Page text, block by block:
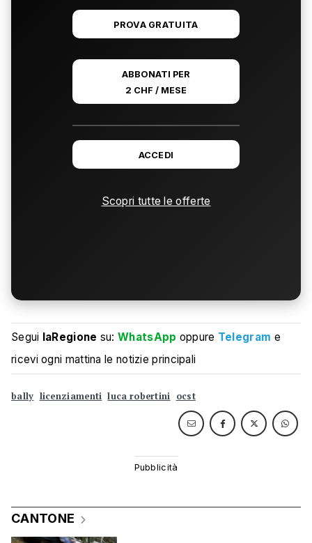
PROVA GRATUITA
ABBONATI PER
2 CHF / MESE
ACCEDI
Scopri tutte le offerte
Segui laRegione su:WhatsApp oppure Telegram e
ricevi ogni mattina le notizie principali
bally licenziamenti luca robertini ocst
CANTONE